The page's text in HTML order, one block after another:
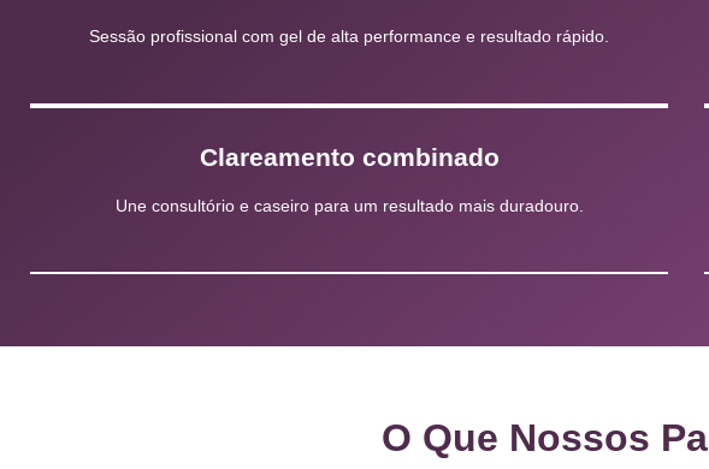
Sessão profissional com gel de alta performance e resultado rápido.
Clareamento combinado
Une consultório e caseiro para um resultado mais duradouro.
O Que Nossos